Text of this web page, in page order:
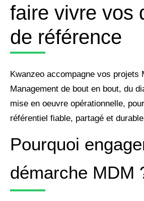
faire vivre vos
de référence
Kwanzeo accompagne vos projets
Management de bout en bout, du
mise en oeuvre opérationnelle,
référentiel fiable, partagé et
Pourquoi
démarche MDM